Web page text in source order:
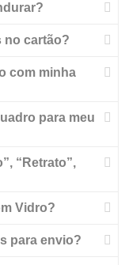
no cartão?
com minha
para meu
“Retrato”,
Vidro?
para envio?